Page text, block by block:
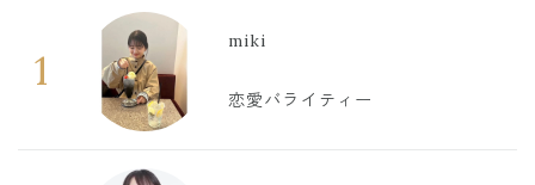
1
miki
恋愛バライティー